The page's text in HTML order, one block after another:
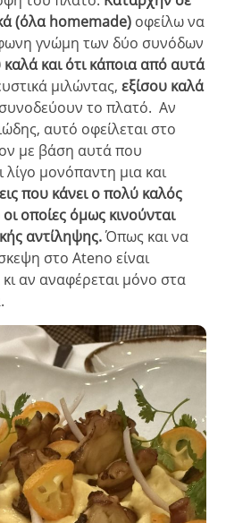
(όλα homemade) οφείλω να
γνώμη των δύο συνόδων
καλά και ότι κάποια από αυτά
μιλώντας,εξίσου καλά
το πλατό.Αν
αυτό οφείλεται στο
με βάση αυτά που
λίγο μονόπαντη μια και
που κάνει ο πολύ καλός
οποίες όμως κινούνται
αντίληψης.Όπως και να
στο Ateno είναι
αν αναφέρεται μόνο στα